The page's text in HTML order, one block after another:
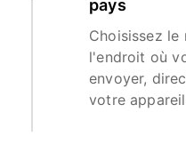
pays
Choisissez le
l'endroit où
envoyer,
votre